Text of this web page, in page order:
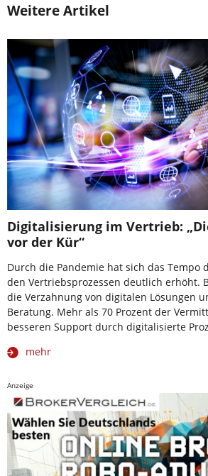
Weitere Artikel
Digitalisierung im Vertrieb:
vor der Kür“
Durch die Pandemie hat sich das Tempo
den Vertriebsprozessen deutlich erhöht.
die Verzahnung von digitalen Lösungen
Beratung. Mehr als 70 Prozent der
besseren Support durch digitalisierte
mehr
Anzeige